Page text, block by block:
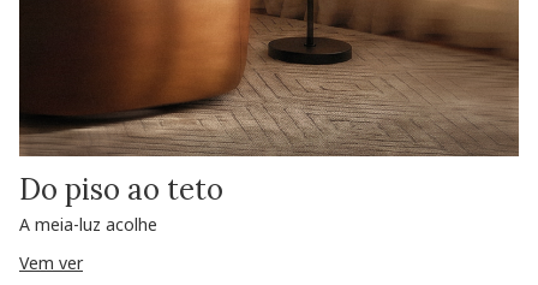
Do piso ao teto
A meia-luz acolhe
Vem ver